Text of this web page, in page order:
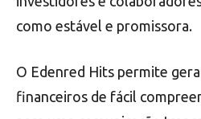
como estável e promissora.
O Edenred Hits permite
financeiros de fácil